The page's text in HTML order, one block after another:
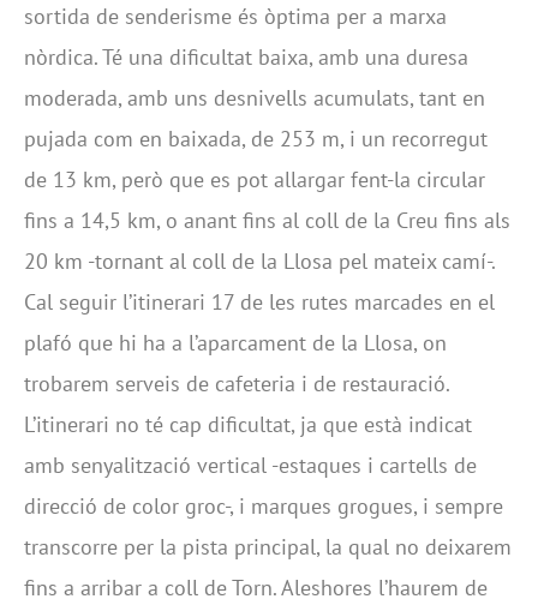
sortida de senderisme és òptima per a marxa
nòrdica. Té una dificultat baixa, amb una duresa
moderada, amb uns desnivells acumulats, tant en
pujada com en baixada, de 253 m, i un recorregut
de 13 km, però que es pot allargar fent-la circular
fins a 14,5 km, o anant fins al coll de la Creu fins als
20 km -tornant al coll de la Llosa pel mateix camí-.
Cal seguir l’itinerari 17 de les rutes marcades en el
plafó que hi ha a l’aparcament de la Llosa, on
trobarem serveis de cafeteria i de restauració.
L’itinerari no té cap dificultat, ja que està indicat
amb senyalització vertical -estaques i cartells de
direcció de color groc-, i marques grogues, i sempre
transcorre per la pista principal, la qual no deixarem
fins a arribar a coll de Torn. Aleshores l’haurem de